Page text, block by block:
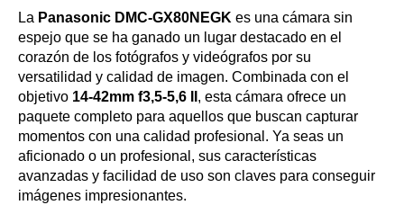
La Panasonic DMC-GX80NEGK es una cámara sin
espejo que se ha ganado un lugar destacado en el
corazón de los fotógrafos y videógrafos por su
versatilidad y calidad de imagen. Combinada con el
objetivo 14-42mm f3,5-5,6 II , esta cámara ofrece un
paquete completo para aquellos que buscan capturar
momentos con una calidad profesional. Ya seas un
aficionado o un profesional, sus características
avanzadas y facilidad de uso son claves para conseguir
imágenes impresionantes.